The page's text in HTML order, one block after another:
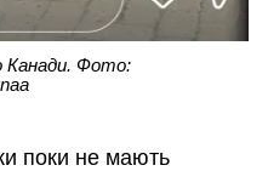
Канади. Фото:
поки не мають